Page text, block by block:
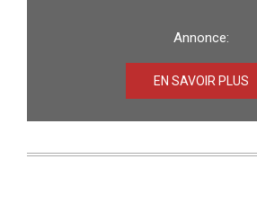
Annonce:
EN SAVOIR PLUS